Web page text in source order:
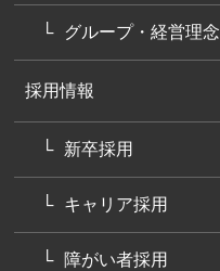
グループ・経営理念
採用情報
新卒採用
キャリア採用
障がい者採用